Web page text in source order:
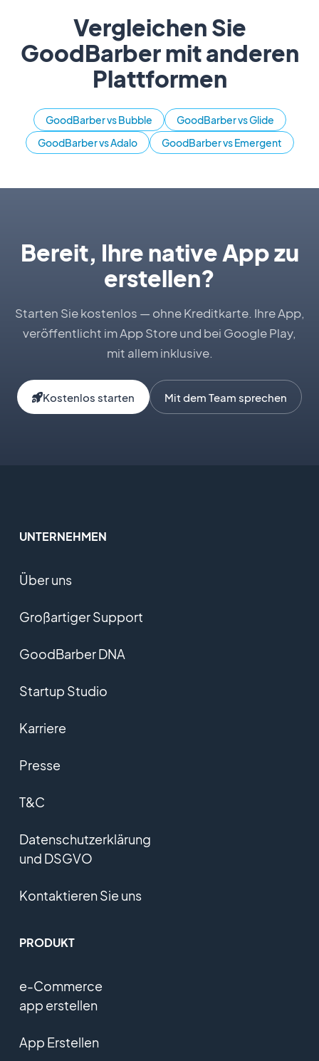
Vergleichen Sie
GoodBarber mit anderen
Plattformen
GoodBarber vs Bubble
GoodBarber vs Glide
GoodBarber vs Adalo
GoodBarber vs Emergent
Bereit, Ihre native App zu
erstellen?
Starten Sie kostenlos — ohne Kreditkarte. Ihre App,
veröffentlicht im App Store und bei Google Play,
mit allem inklusive.
Kostenlos starten Mit dem Team sprechen
UNTERNEHMEN
Über uns
Großartiger Support
GoodBarber DNA
Startup Studio
Karriere
Presse
T&C
Datenschutzerklärung
und DSGVO
Kontaktieren Sie uns
PRODUKT
e-Commerce
app erstellen
App Erstellen